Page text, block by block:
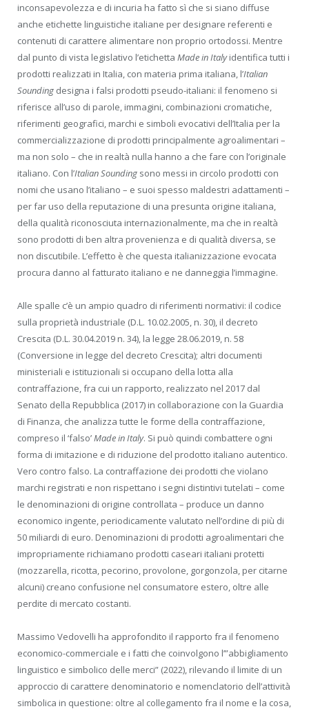
inconsapevolezza e di incuria ha fatto sì che si siano diffuse
anche etichette linguistiche italiane per designare referenti e
contenuti di carattere alimentare non proprio ortodossi. Mentre
dal punto di vista legislativo l’etichetta Made in Italyidentifica tutti i
prodotti realizzati in Italia, con materia prima italiana, l’Italian
Sounding designa i falsi prodotti pseudo-italiani: il fenomeno si
riferisce all’uso di parole, immagini, combinazioni cromatiche,
riferimenti geografici, marchi e simboli evocativi dell’Italia per la
commercializzazione di prodotti principalmente agroalimentari –
ma non solo – che in realtà nulla hanno a che fare con l’originale
italiano. Con l’Italian Sounding sono messi in circolo prodotti con
nomi che usano l’italiano – e suoi spesso maldestri adattamenti –
per far uso della reputazione di una presunta origine italiana,
della qualità riconosciuta internazionalmente, ma che in realtà
sono prodotti di ben altra provenienza e di qualità diversa, se
non discutibile. L’effetto è che questa italianizzazione evocata
procura danno al fatturato italiano e ne danneggia l’immagine.
Alle spalle c’è un ampio quadro di riferimenti normativi: il codice
sulla proprietà industriale (D.L. 10.02.2005, n. 30), il decreto
Crescita (D.L. 30.04.2019 n. 34), la legge 28.06.2019, n. 58
(Conversione in legge del decreto Crescita); altri documenti
ministeriali e istituzionali si occupano della lotta alla
contraffazione, fra cui un rapporto, realizzato nel 2017 dal
Senato della Repubblica (2017) in collaborazione con la Guardia
di Finanza, che analizza tutte le forme della contraffazione,
compreso il ‘falso’Made inItaly. Si può quindi combattere ogni
forma di imitazione e di riduzione del prodotto italiano autentico.
Vero contro falso. La contraffazione dei prodotti che violano
marchi registrati e non rispettano i segni distintivi tutelati – come
le denominazioni di origine controllata – produce un danno
economico ingente, periodicamente valutato nell’ordine di più di
50 miliardi di euro. Denominazioni di prodotti agroalimentari che
impropriamente richiamano prodotti caseari italiani protetti
(mozzarella, ricotta, pecorino, provolone, gorgonzola, per citarne
alcuni) creano confusione nel consumatore estero, oltre alle
perdite di mercato costanti.
Massimo Vedovelli ha approfondito il rapporto fra il fenomeno
economico-commerciale e i fatti che coinvolgono l’”abbigliamento
linguistico e simbolico delle merci” (2022), rilevando il limite di un
approccio di carattere denominatorio e nomenclatorio dell’attività
simbolica in questione: oltre al collegamento fra il nome e la cosa,